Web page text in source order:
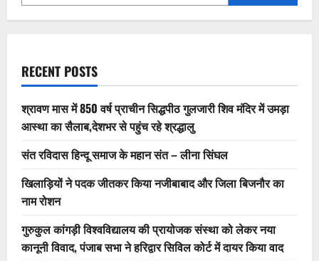
RECENT POSTS
श्रावण मास में 850 वर्ष प्राचीन सिद्धपीठ गुलजारी शिव मंदिर में उमड़ा
आस्था का सैलाब,देशभर से पहुंच रहे श्रद्धालु
संत रविदास हिन्दू समाज के महान संत – लीना सिंघल
खिलाड़ियों ने पदक जीतकर किया नजीबाबाद और जिला बिजनौर का
नाम रोशन
गुरुकुल कांगड़ी विश्वविद्यालय की प्रायोजक संस्था को लेकर नया
कानूनी विवाद, पंजाब सभा ने हरिद्वार सिविल कोर्ट में दायर किया वाद